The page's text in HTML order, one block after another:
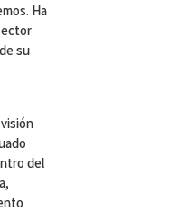
Ha
su
del